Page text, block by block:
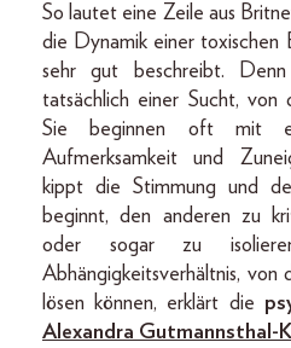
So lautet eine Zeile aus
die Dynamik einer toxischen
sehr gut beschreibt.
tatsächlich einer Sucht, von
Sie beginnen oft mit
Aufmerksamkeit und
kippt die Stimmung und
beginnt, den anderen zu
oder sogar zu
Abhängigkeitsverhältnis, von
lösen können, erklärt die
Alexandra Gutmannsthal-